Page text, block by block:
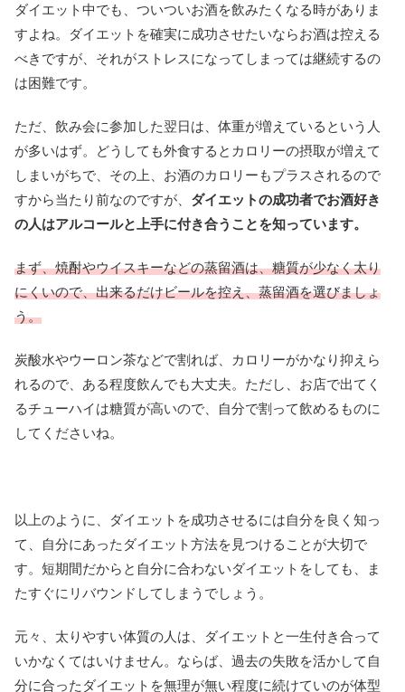
ダイエット中でも、ついついお酒を飲みたくなる時がありま
すよね。ダイエットを確実に成功させたいならお酒は控える
べきですが、それがストレスになってしまっては継続するの
は困難です。
ただ、飲み会に参加した翌日は、体重が増えているという人
が多いはず。どうしても外食するとカロリーの摂取が増えて
しまいがちで、その上、お酒のカロリーもプラスされるので
すから当たり前なのですが、 ダイエットの成功者でお酒好き
の人はアルコールと上手に付き合うことを知っています。
まず、焼酎やウイスキーなどの蒸留酒は、糖質が少なく太り
にくいので、出来るだけビールを控え、蒸留酒を選びましょ
う。
炭酸水やウーロン茶などで割れば、カロリーがかなり抑えら
れるので、ある程度飲んでも大丈夫。ただし、お店で出てく
るチューハイは糖質が高いので、自分で割って飲めるものに
してくださいね。
以上のように、ダイエットを成功させるには自分を良く知っ
て、自分にあったダイエット方法を見つけることが大切で
す。短期間だからと自分に合わないダイエットをしても、ま
たすぐにリバウンドしてしまうでしょう。
元々、太りやすい体質の人は、ダイエットと一生付き合って
いかなくてはいけません。ならば、過去の失敗を活かして自
分に合ったダイエットを無理が無い程度に続けていのが体型